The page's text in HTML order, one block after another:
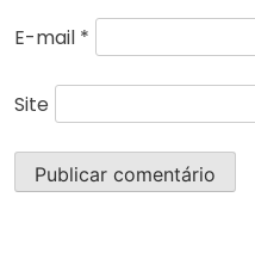
E-mail *
Site